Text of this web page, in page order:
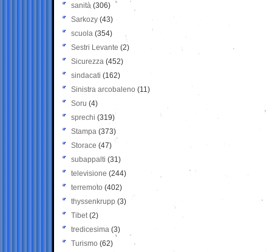
sanità (306)
Sarkozy (43)
scuola (354)
Sestri Levante (2)
Sicurezza (452)
sindacati (162)
Sinistra arcobaleno (11)
Soru (4)
sprechi (319)
Stampa (373)
Storace (47)
subappalti (31)
televisione(244)
terremoto (402)
thyssenkrupp (3)
Tibet(2)
tredicesima (3)
Turismo (62)